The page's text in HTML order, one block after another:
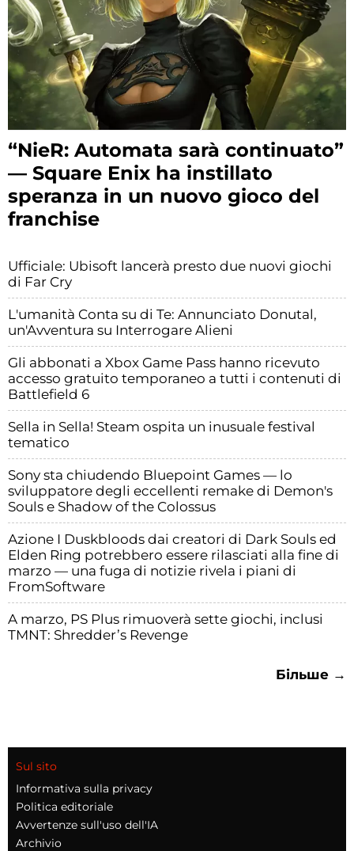
“NieR: Automata sarà continuato”
— Square Enix ha instillato
speranza in un nuovo gioco del
franchise
Ufficiale: Ubisoft lancerà presto due nuovi giochi
di Far Cry
L'umanità Conta su di Te: Annunciato Donutal,
un'Avventura su Interrogare Alieni
Gli abbonati a Xbox Game Pass hanno ricevuto
accesso gratuito temporaneo a tutti i contenuti di
Battlefield 6
Sella in Sella! Steam ospita un inusuale festival
tematico
Sony sta chiudendo Bluepoint Games — lo
sviluppatore degli eccellenti remake di Demon's
Souls e Shadow of the Colossus
Azione I Duskbloods dai creatori di Dark Souls ed
Elden Ring potrebbero essere rilasciati alla fine di
marzo — una fuga di notizie rivela i piani di
FromSoftware
A marzo, PS Plus rimuoverà sette giochi, inclusi
TMNT: Shredder’s Revenge
Більше →
Sul sito
Informativa sulla privacy
Politica editoriale
Avvertenze sull'uso dell'IA
Archivio